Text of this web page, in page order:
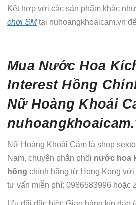
Kết hợp với các sản phẩm khác như
chơi SM tại nuhoangkhoaicam.vn
Mua Nước Hoa
Interest Hồng
Nữ Hoàng Khoái
Nữ Hoàng Khoái Cảm là shop
Nam, chuyên phân phối nước hoa
hồng chính hãng từ Hong Kong
tư vấn miễn phí: 0986583996 hoặc